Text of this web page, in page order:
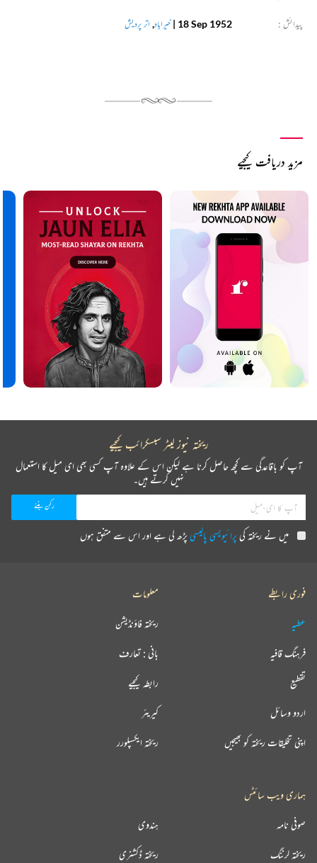
پیدائش : 18 Sep 1952
|خیراباد, اتر پردیش
مزید دریافت کیجیے
ریختہ نیوز لیٹر سبسکرائب کیجیے
آپ کو باقاعدگی سے کچھ حاصل کرنا ہے لیکن اس کے علاوہ آپ کسی بھی ای میل کا استعمال
نہیں کرتے ہیں۔
میں نے ریختہ کیپرائیویسی پالیسیپڑھ لی ہے اور اس سے متفق ہوں
فوری رابطے
عطیہ
فرہنگ قافیہ
تقطیع
اردو وسائل
اپنی تخلیقات ریختہ کو بھیجیں
معلومات
ریختہ فاؤنڈیشن
بانی : تعارف
رابطہ کیجیے
کیریئر
ریختہ ایکسپلورر
ہماری ویب سائٹس
ہندوی صوفی نامہ
ریختہ ڈکشنری ریختہ لرننگ